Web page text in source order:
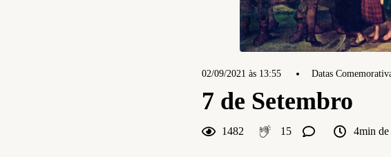
02/09/2021 às 13:55 Datas
7 de Setembro
1482 15 4min de